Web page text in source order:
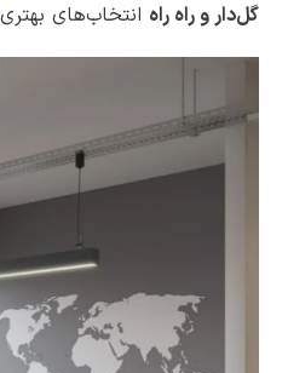
گل‌دار و راه راه انتخاب‌های